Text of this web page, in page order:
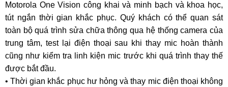
Motorola One Vision công khai và minh bạch và khoa học,
tút ngắn thời gian khắc phục. Quý khách có thể quan sát
toàn bộ quá trình sửa chữa thông qua hệ thống camera của
trung tâm, test lại điện thoại sau khi thay mic hoàn thành
cũng như kiểm tra linh kiện mic trước khi quá trình thay thế
được bắt đầu.
• Thời gian khắc phục hư hỏng và thay mic điện thoại không